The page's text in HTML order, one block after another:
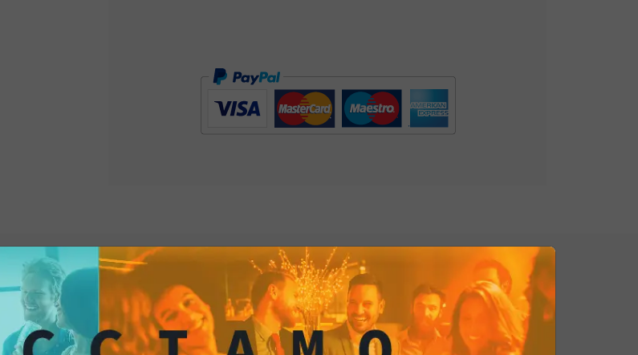
accattivante al tuo tavolo, rendendo l'
un'esperienza ancora più speciale.Insieme alle persone
che ami, immergiti in questo momento di relax,
condividendo storie e risate mentre gustate le
Tortilla
ponte tra tradizione e innovazione, un'opportunità per
vivere un aperitivo italiano indimenticabile, dove
gusto
e colori si fondono per celebrare il piacere di stare
insieme. Goditi subito questa delizia!